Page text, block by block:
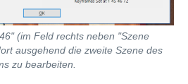
(im Feld rechts neben "Szene
ausgehend die zweite Szene des
zu bearbeiten.